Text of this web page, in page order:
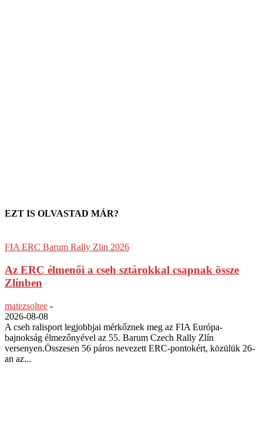
EZT IS OLVASTAD MÁR?
FIA ERC Barum Rally Zlin 2026
Az ERC élmenői a cseh sztárokkal csapnak össze
Zlínben
matezsoltee -
2026-08-08
A cseh ralisport legjobbjai mérkőznek meg az FIA Európa-
bajnokság élmezőnyével az 55. Barum Czech Rally Zlín
versenyen.Összesen 56 páros nevezett ERC-pontokért, közülük 26-
an az...